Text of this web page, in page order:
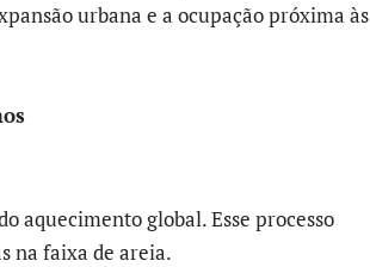
urbana e a ocupação próxima às
aquecimento global. Esse processo
na faixa de areia.